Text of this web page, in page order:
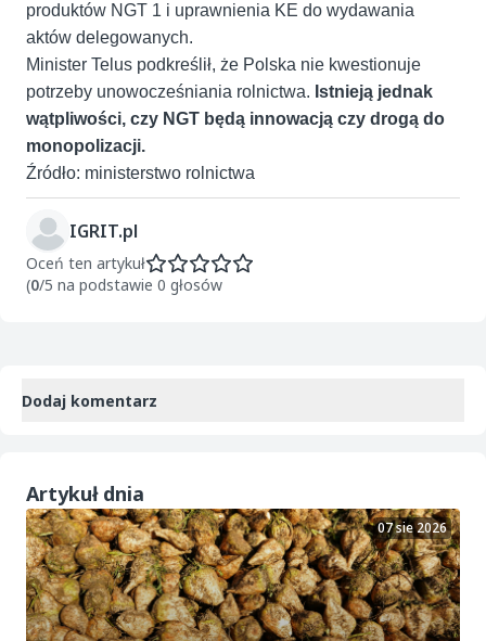
produktów NGT 1 i uprawnienia KE do wydawania
aktów delegowanych.
Minister Telus podkreślił, że Polska nie kwestionuje
potrzeby unowocześniania rolnictwa. Istnieją jednak
wątpliwości, czy NGT będą innowacją czy drogą do
monopolizacji.
Źródło: ministerstwo rolnictwa
IGRIT.pl
Oceń ten artykuł
(0/5 na podstawie 0 głosów
Dodaj komentarz
Artykuł dnia
07 sie 2026